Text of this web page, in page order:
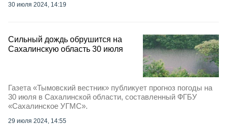
30 июля 2024, 14:19
Сильный дождь обрушится на
Сахалинскую область 30 июля
Газета «Тымовский вестник» публикует прогноз погоды на
30 июля в Сахалинской области, составленный ФГБУ
«Сахалинское УГМС».
29 июля 2024, 14:55